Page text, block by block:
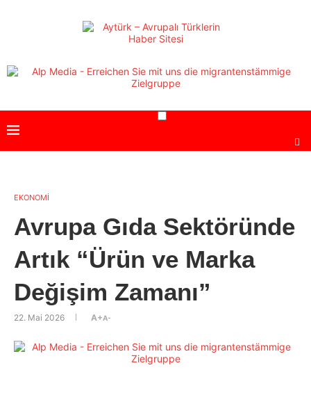
EKONOMİ
Avrupa Gıda Sektöründe
Artık “Ürün ve Marka
Değişim Zamanı”
22. Mai 2026 A+A-